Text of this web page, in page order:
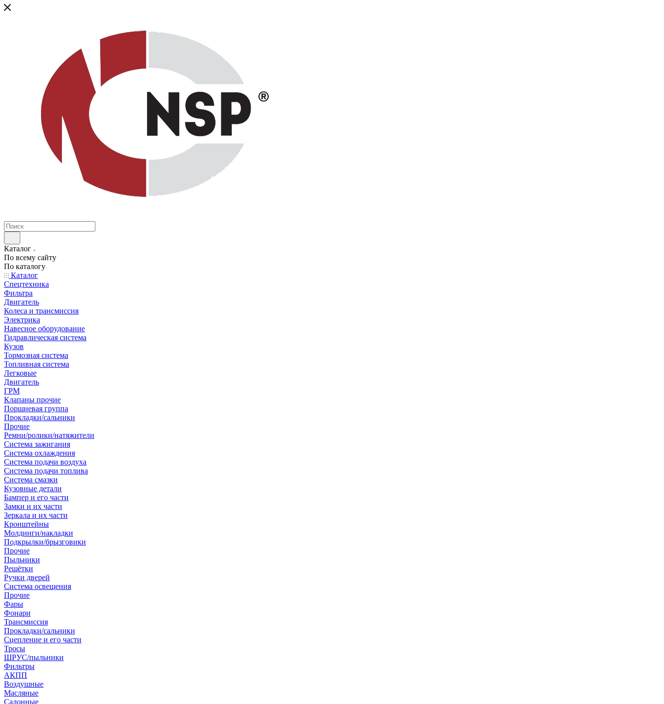
Каталог
По всему сайту
По каталогу
Каталог
Спецтехника
Фильтра
Двигатель
Колеса и трансмиссия
Электрика
Навесное оборудование
Гидравлическая система
Кузов
Тормозная система
Топливная система
Легковые
Двигатель
ГРМ
Клапаны прочие
Поршневая группа
Прокладки/сальники
Прочие
Ремни/ролики/натяжители
Система зажигания
Система охлаждения
Система подачи воздуха
Система подачи топлива
Система смазки
Кузовные детали
Бампер и его части
Замки и их части
Зеркала и их части
Кронштейны
Молдинги/накладки
Подкрылки/брызговики
Прочие
Пыльники
Решётки
Ручки дверей
Система освещения
Прочие
Фары
Фонари
Трансмиссия
Прокладки/сальники
Сцепление и его части
Тросы
ШРУС/пыльники
Фильтры
АКПП
Воздушные
Масляные
Салонные